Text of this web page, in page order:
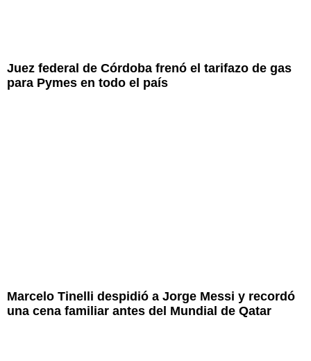
Juez federal de Córdoba frenó el tarifazo de gas
para Pymes en todo el país
Marcelo Tinelli despidió a Jorge Messi y recordó
una cena familiar antes del Mundial de Qatar